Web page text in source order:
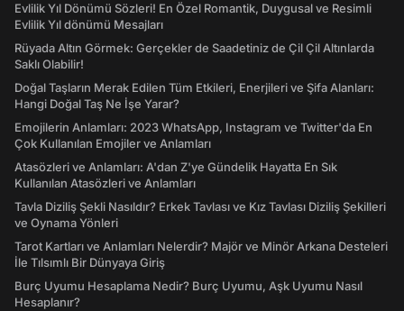
Evlilik Yıl Dönümü Sözleri! En Özel Romantik, Duygusal ve Resimli
Evlilik Yıl dönümü Mesajları
Rüyada Altın Görmek: Gerçekler de Saadetiniz de Çil Çil Altınlarda
Saklı Olabilir!
Doğal Taşların Merak Edilen Tüm Etkileri, Enerjileri ve Şifa Alanları:
Hangi Doğal Taş Ne İşe Yarar?
Emojilerin Anlamları: 2023 WhatsApp, Instagram ve Twitter'da En
Çok Kullanılan Emojiler ve Anlamları
Atasözleri ve Anlamları: A'dan Z'ye Gündelik Hayatta En Sık
Kullanılan Atasözleri ve Anlamları
Tavla Diziliş Şekli Nasıldır? Erkek Tavlası ve Kız Tavlası Diziliş Şekilleri
ve Oynama Yönleri
Tarot Kartları ve Anlamları Nelerdir? Majör ve Minör Arkana Desteleri
İle Tılsımlı Bir Dünyaya Giriş
Burç Uyumu Hesaplama Nedir? Burç Uyumu, Aşk Uyumu Nasıl
Hesaplanır?